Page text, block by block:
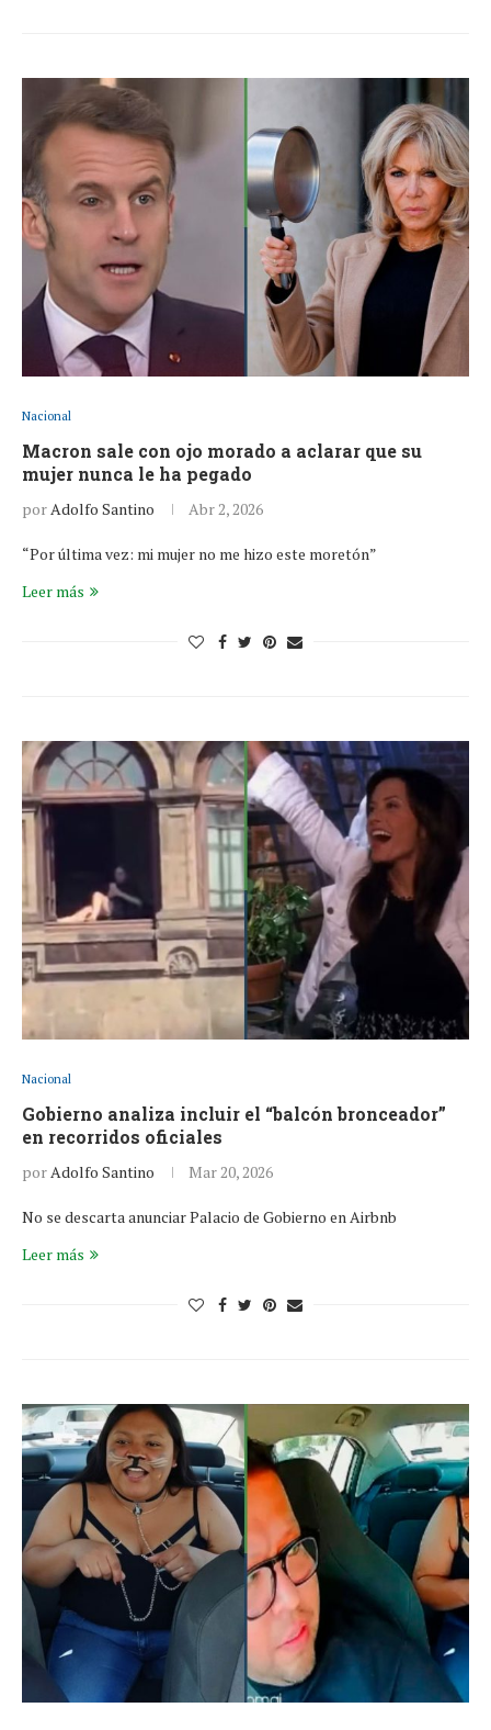
Nacional
Macron sale con ojo morado a aclarar que su
mujer nunca le ha pegado
porAdolfo Santino Abr 2, 2026
“Por última vez: mi mujer no me hizo este moretón”
Leer más
Nacional
Gobierno analiza incluir el “balcón bronceador”
en recorridos oficiales
porAdolfo Santino Mar 20, 2026
No se descarta anunciar Palacio de Gobierno en Airbnb
Leer más